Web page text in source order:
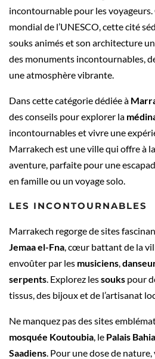
incontournable pour les
mondial de l’UNESCO, cette cité
souks animés et son architecture
des monuments incontournables,
une atmosphère vibrante.
Dans cette catégorie dédiée à
des conseils pour explorer la
incontournables et vivre une
Marrakech est une ville qui offre à
aventure, parfaite pour une
en famille ou un voyage solo.
LES INCONTOURNABLES
Marrakech regorge de sites
Jemaa el-Fna, cœur battant de la
envoûter par les musiciens,
serpents. Explorez lessouks pour
tissus, des bijoux et de l’artisanat
Ne manquez pas des sites
mosquée Koutoubia, le Palais Bahia
Saadiens. Pour une dose de nature,